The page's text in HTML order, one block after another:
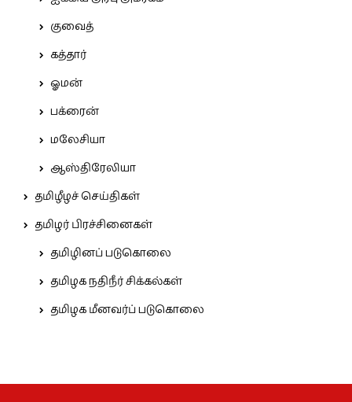
குவைத்
கத்தார்
ஓமன்
பக்ரைன்
மலேசியா
ஆஸ்திரேலியா
தமிழீழச் செய்திகள்
தமிழர் பிரச்சினைகள்
தமிழினப் படுகொலை
தமிழக நதிநீர் சிக்கல்கள்
தமிழக மீனவர்ப் படுகொலை